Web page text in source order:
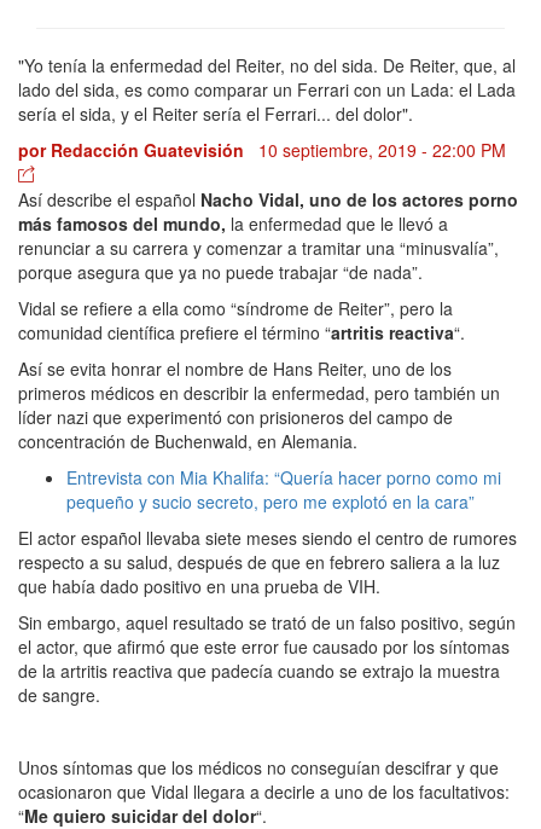
"Yo tenía la enfermedad del Reiter, no del sida. De Reiter, que, al
lado del sida, es como comparar un Ferrari con un Lada: el Lada
sería el sida, y el Reiter sería el Ferrari... del dolor".
por Redacción Guatevisión 10 septiembre, 2019 - 22:00 PM
Así describe el español Nacho Vidal, uno de los actores porno
más famosos del mundo, la enfermedad que le llevó a
renunciar a su carrera y comenzar a tramitar una “minusvalía”,
porque asegura que ya no puede trabajar “de nada”.
Vidal se refiere a ella como “síndrome de Reiter”, pero la
comunidad científica prefiere el término “artritis reactiva“.
Así se evita honrar el nombre de Hans Reiter, uno de los
primeros médicos en describir la enfermedad, pero también un
líder nazi que experimentó con prisioneros del campo de
concentración de Buchenwald, en Alemania.
Entrevista con Mia Khalifa: “Quería hacer porno como mi
pequeño y sucio secreto, pero me explotó en la cara”
El actor español llevaba siete meses siendo el centro de rumores
respecto a su salud, después de que en febrero saliera a la luz
que había dado positivo en una prueba de VIH.
Sin embargo, aquel resultado se trató de un falso positivo, según
el actor, que afirmó que este error fue causado por los síntomas
de la artritis reactiva que padecía cuando se extrajo la muestra
de sangre.
Unos síntomas que los médicos no conseguían descifrar y que
ocasionaron que Vidal llegara a decirle a uno de los facultativos:
“Me quiero suicidar del dolor“.